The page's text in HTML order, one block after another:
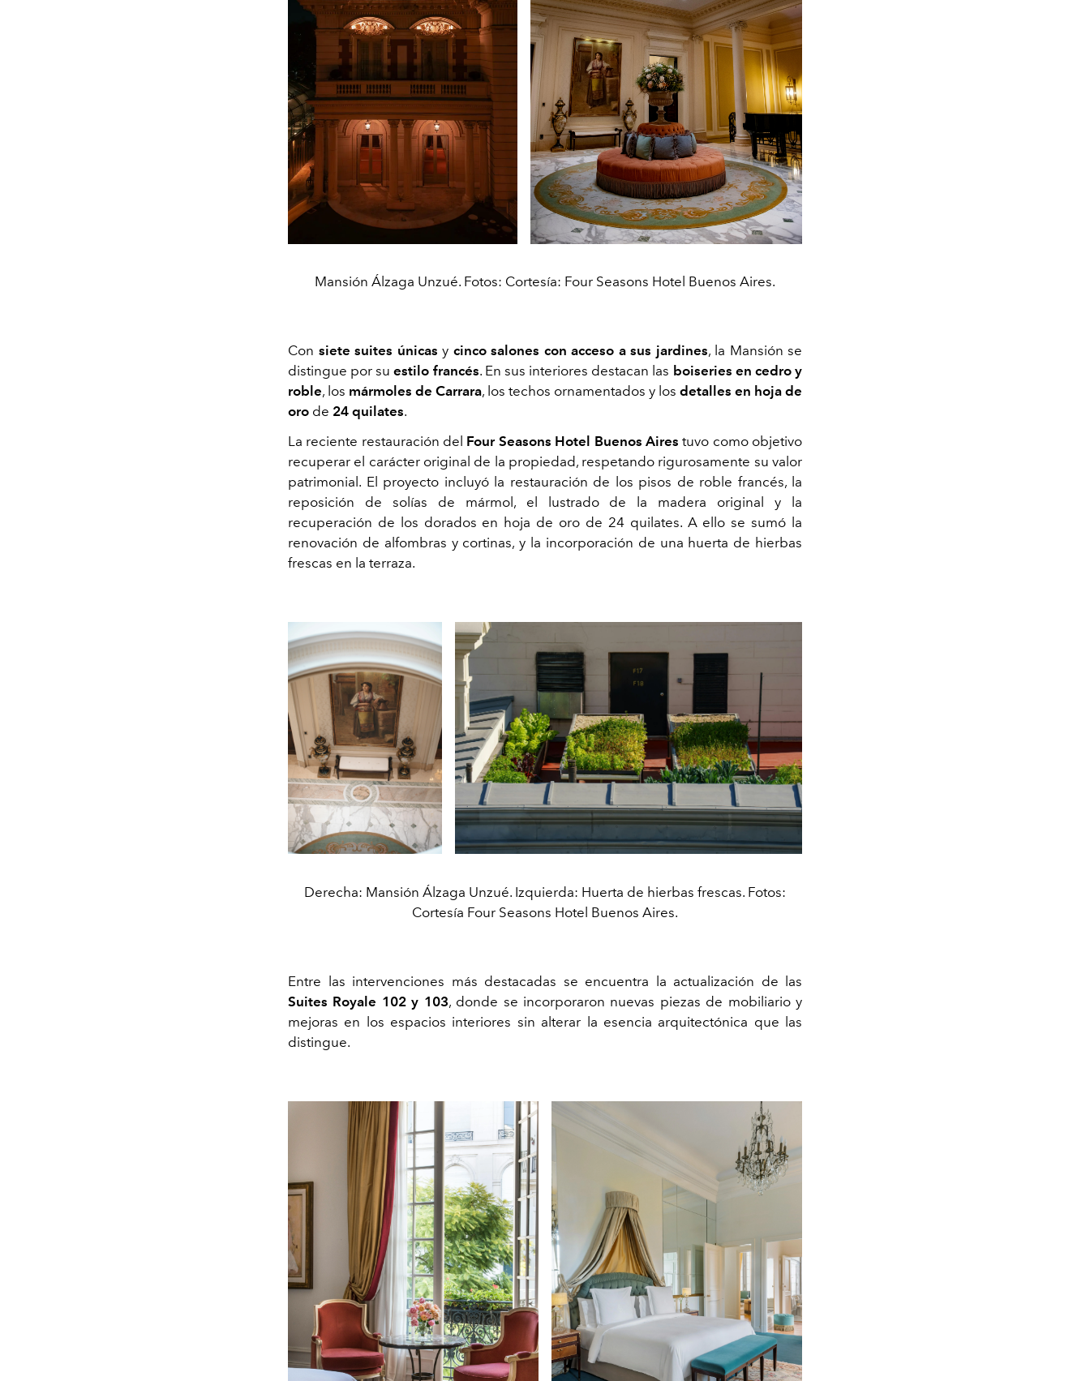
Mansión Álzaga Unzué. Fotos: Cortesía: Four Seasons Hotel Buenos Aires.
Con siete suites únicas y cinco salones con acceso a sus jardines, la Mansión se
distingue por suestilo francés. En sus interiores destacan las boiseries en cedro y
roble, los mármoles de Carrara, los techos ornamentados y los detalles en hoja de
oro de 24 quilates.
La reciente restauración del Four Seasons Hotel Buenos Airestuvo como objetivo
recuperar el carácter original de la propiedad, respetando rigurosamente su valor
patrimonial. El proyecto incluyó la restauración de los pisos de roble francés, la
reposición de solías de mármol, el lustrado de la madera original y la
recuperación de los dorados en hoja de oro de 24 quilates. A ello se sumó la
renovación de alfombras y cortinas, y la incorporación de una huerta de hierbas
frescas en la terraza.
Derecha: Mansión Álzaga Unzué. Izquierda: Huerta de hierbas frescas. Fotos:
Cortesía Four Seasons Hotel Buenos Aires.
Entre las intervenciones más destacadas se encuentra la actualización de las
Suites Royale 102 y 103, donde se incorporaron nuevas piezas de mobiliario y
mejoras en los espacios interiores sin alterar la esencia arquitectónica que las
distingue.